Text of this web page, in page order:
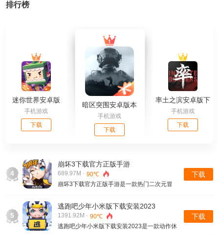
排行榜
迷你世界安卓版
手机游戏
下载
暗区突围安卓版本
手机游戏
下载
率土之滨安卓版下
载
手机游戏
下载
4
崩坏3下载官方正版手游
689.97M · 90℃
崩坏3下载官方正版手游是一款热门二次元冒
受到游戏中很多高品质的画面呈现，能够在3D
全景的试图当中去看到崩坏3的这个大世界......
下载
5
逃跑吧少年小米版下载安装2023
1391.92M · 90℃
逃跑吧少年小米版下载安装2023是一款动作休
下载